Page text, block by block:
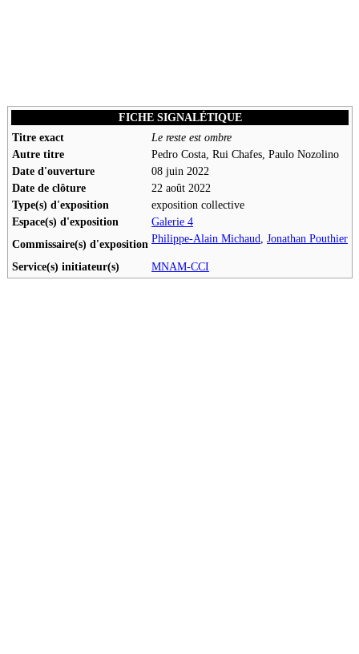
FICHE SIGNALÉTIQUE
Titre exact
Le reste est ombre
Autre titre
Pedro Costa, Rui Chafes, Paulo Nozolino
Date d'ouverture
08 juin 2022
Date de clôture
22 août 2022
Type(s) d'exposition
exposition collective
Espace(s) d'exposition
Galerie 4
Commissaire(s) d'exposition Philippe-Alain Michaud Jonathan Pouthier
Service(s) initiateur(s) MNAM-CCI